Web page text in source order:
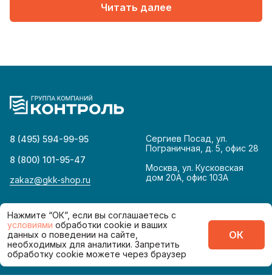
Читать далее
8 (495) 594-99-95
8 (800) 101-95-47
zakaz@gkk-shop.ru
Сергиев Посад, ул.
Пограничная, д. 5, офис 28
Москва, ул. Кусковская
дом 20А, офис 103А
© 2026Политика конфиденциальности
Сделано в
Нажмите “ОК”, если вы соглашаетесь с
условиями обработки cookie и ваших
данных о поведении на сайте,
необходимых для аналитики. Запретить
обработку cookie можете через браузер
ОК